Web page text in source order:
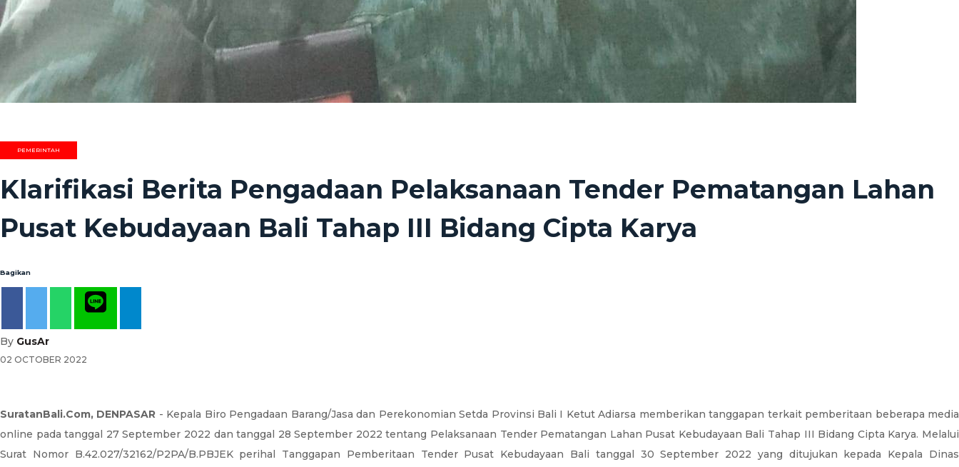
PEMERINTAH
Klarifikasi Berita Pengadaan Pelaksanaan Tender Pematangan Lahan
Pusat Kebudayaan Bali Tahap III Bidang Cipta Karya
Bagikan
By GusAr
02 OCTOBER 2022
SuratanBali.Com, DENPASAR - Kepala Biro Pengadaan Barang/Jasa dan Perekonomian Setda Provinsi Bali I Ketut Adiarsa memberikan tanggapan terkait pemberitaan beberapa media
online pada tanggal 27 September 2022 dan tanggal 28 September 2022 tentang Pelaksanaan Tender Pematangan Lahan Pusat Kebudayaan Bali Tahap III Bidang Cipta Karya. Melalui
Surat Nomor B.42.027/32162/P2PA/B.PBJEK perihal Tanggapan Pemberitaan Tender Pusat Kebudayaan Bali tanggal 30 September 2022 yang ditujukan kepada Kepala Dinas